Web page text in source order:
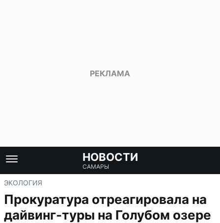
НОВОСТИ
САМАРЫ
ЭКОЛОГИЯ
Прокуратура отреагировала на
дайвинг-туры на Голубом озере